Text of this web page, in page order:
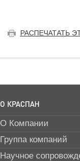
РАСПЕЧАТАТЬ
О КРАСПАН
О Компании
Группа компаний
Научное